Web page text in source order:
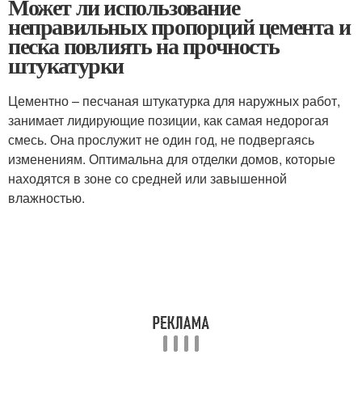
Может ли использование
неправильных пропорций цемента и
песка повлиять на прочность
штукатурки
Цементно – песчаная штукатурка для наружных работ,
занимает лидирующие позиции, как самая недорогая
смесь. Она прослужит не один год, не подвергаясь
изменениям. Оптимальна для отделки домов, которые
находятся в зоне со средней или завышенной
влажностью.